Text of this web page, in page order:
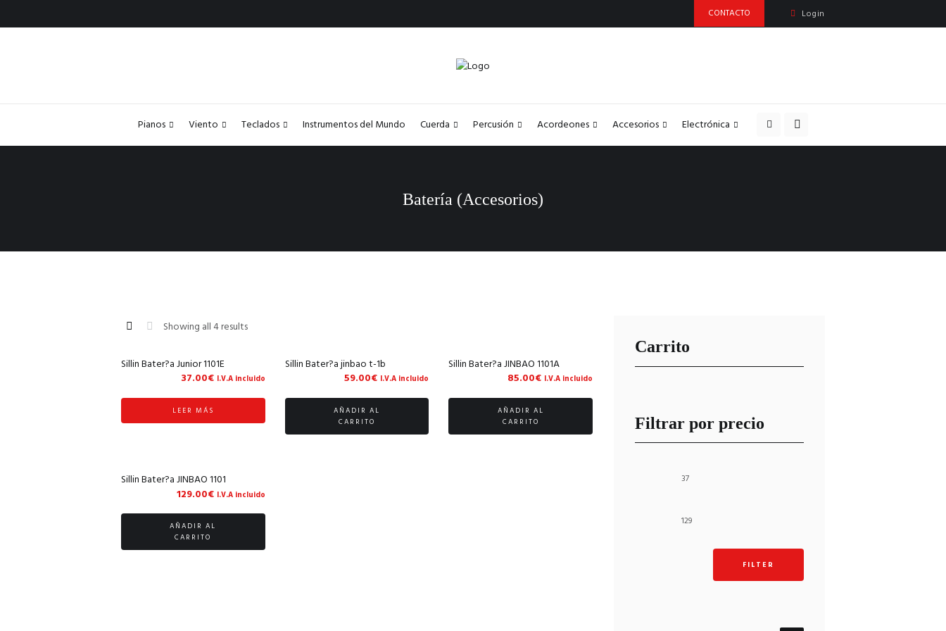
CONTACTO Login
Pianos Viento Teclados Instrumentos del Mundo Cuerda Percusión Acordeones Accesorios Electrónica
Batería (Accesorios)
Showing all 4 results
Sillin Bater?a Junior 1101E
37.00€ I.V.A incluido
LEER MÁS
Sillin Bater?a jinbao t-1b
59.00€ I.V.A incluido
AÑADIR AL
CARRITO
Sillin Bater?a JINBAO 1101A
85.00€ I.V.A incluido
AÑADIR AL
CARRITO
Sillin Bater?a JINBAO 1101
129.00€ I.V.A incluido
AÑADIR AL
CARRITO
Carrito
Filtrar por precio
FILTER